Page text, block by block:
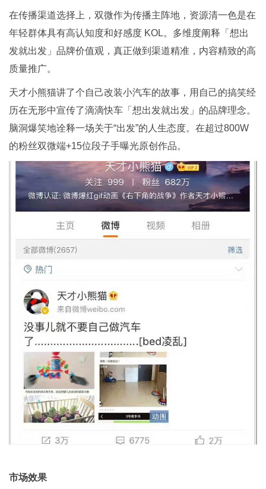
在传播渠道选择上，双微作为传播主阵地，资源清一色是在
年轻群体具有高认知度和好感度 KOL。多维度阐释「想出
发就出发」品牌价值观，真正做到渠道精准，内容精致的高
质量推广。
天才小熊猫讲了个自己改装小汽车的故事，用自己的搞笑经
历在无形中宣传了滴滴快车「想出发就出发」的品牌理念。
脑洞爆笑地诠释一场关于“出发”的人生态度。在超过800W
的粉丝双微端+15位段子手曝光原创作品。
市场效果